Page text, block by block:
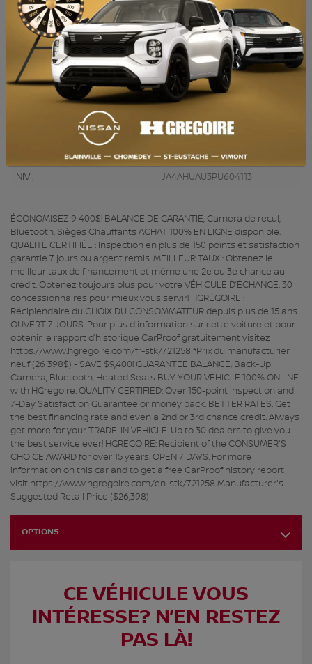
MOTEUR (L) : 2.0
CARBURANT : Essence
COULEUR EXTÉRIEUR : Blanc (W85)
PORTES : 5
COULEUR INTÉRIEUR: Noir
5
NUMÉRO DE STOCK : 721258
NIV : JA4AHUAU3PU604113
ÉCONOMISEZ 9 400$! BALANCE DE GARANTIE, Caméra de recul,
Bluetooth, Sièges Chauffants ACHAT 100% EN LIGNE disponible.
QUALITÉ CERTIFIÉE : Inspection en plus de 150 points et satisfaction
garantie 7 jours ou argent remis. MEILLEUR TAUX : Obtenez le
meilleur taux de financement et même une 2e ou 3e chance au
crédit. Obtenez toujours plus pour votre VÉHICULE D’ÉCHANGE. 30
concessionnaires pour mieux vous servir! HGRÉGOIRE :
Récipiendaire du CHOIX DU CONSOMMATEUR depuis plus de 15 ans.
OUVERT 7 JOURS. Pour plus d'information sur cette voiture et pour
obtenir le rapport d’historique CarProof gratuitement visitez
https://www.hgregoire.com/fr-stk/721258 *Prix du manufacturier
neuf (26 398$) - SAVE $9,400! GUARANTEE BALANCE, Back-Up
Camera, Bluetooth, Heated Seats BUY YOUR VEHICLE 100% ONLINE
with HGregoire. QUALITY CERTIFIED: Over 150-point inspection and
7-Day Satisfaction Guarantee or money back. BETTER RATES: Get
the best financing rate and even a 2nd or 3rd chance credit. Always
get more for your TRADE-IN VEHICLE. Up to 30 dealers to give you
the best service ever! HGREGOIRE: Recipient of the CONSUMER'S
CHOICE AWARD for over 15 years. OPEN 7 DAYS. For more
information on this car and to get a free CarProof history report
visit https://www.hgregoire.com/en-stk/721258 Manufacturer's
Suggested Retail Price ($26,398)
OPTIONS
CE VÉHICULE VOUS
INTÉRESSE? N’EN RESTEZ
PAS LÀ!